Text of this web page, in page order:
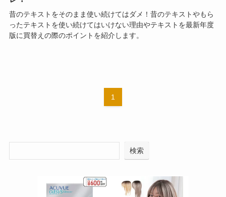
昔のテキストをそのまま使い続けてはダメ！昔のテキストやもら
ったテキストを使い続けてはいけない理由やテキストを最新年度
版に買替えの際のポイントを紹介します。
1
検索